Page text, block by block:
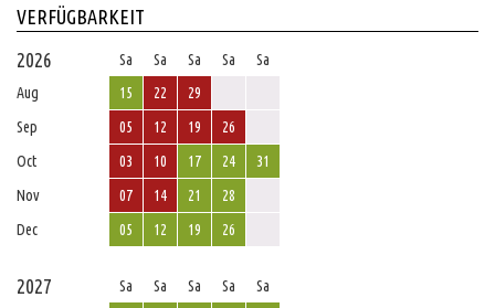
VERFÜGBARKEIT
2026
Sa Sa Sa Sa
Sa
Aug
15 22
29
Sep
05 12 19
26
Oct
03 10 17 24
31
Nov
07 14 21
28
Dec
05 12 19 26
2027 Sa Sa Sa Sa
Sa